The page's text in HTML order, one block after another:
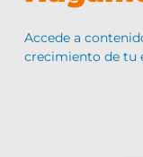
Accede a
crecimiento de tu